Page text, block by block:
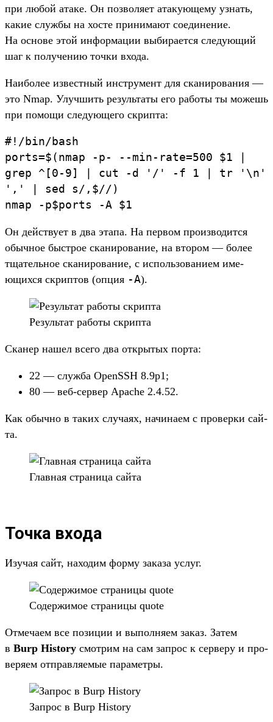
при любой ата­ке. Он поз­воля­ет ата­кующе­му узнать,
какие служ­бы на хос­те при­нима­ют соеди­нение.
На осно­ве этой информа­ции выбира­ется сле­дующий
шаг к получе­нию точ­ки вхо­да.
На­ибо­лее извес­тный инс­тру­мент для ска­ниро­вания —
это Nmap. Улуч­шить резуль­таты его работы ты можешь
при помощи сле­дующе­го скрип­та:
#!/bin/bash
ports=$(nmap -p- --min-rate=500 $1
grep
^[0-9] cut -d '/ ' -f 1 | tr '\n'
', ' sed s/, $//)
nmap
-p$ports -A $1
Он дей­ству­ет в два эта­па. На пер­вом про­изво­дит­ся
обыч­ное быс­трое ска­ниро­вание, на вто­ром — более
тща­тель­ное ска­ниро­вание, с исполь­зовани­ем име­
ющих­ся скрип­тов (опция -A).
Ре­зуль­тат работы скрип­та
Ска­нер нашел все­го два откры­тых пор­та:
22 — служ­ба OpenSSH 8.9p1;
80 — веб‑сер­вер Apache 2.4.52.
Как обыч­но в таких слу­чаях, начина­ем с про­вер­ки сай­
та.
Глав­ная стра­ница сай­та
Точка входа
Изу­чая сайт, находим фор­му заказа услуг.
Со­дер­жимое стра­ницы quote
От­меча­ем все позиции и выпол­няем заказ. Затем
в Burp History смот­рим на сам зап­рос к сер­веру и про­
веря­ем отправ­ляемые парамет­ры.
Зап­рос в Burp History